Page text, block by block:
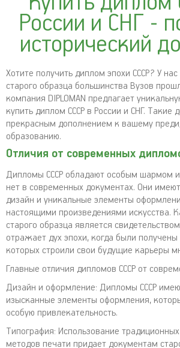
России и СНГ -
исторический
Хотите получить диплом эпохи СССР? У
старого образца большинства Вузов
компания DIPLOMAN предлагает
купить диплом СССР в России и СНГ. Такие
прекрасным дополнением к вашему
образованию.
Отличия от современных
Дипломы СССР обладают особым шармом и
нет в современных документах. Они
дизайн и уникальные элементы
настоящими произведениями искусства.
старого образца является
отражает дух эпохи, когда были
которых строили свои будущие карьеры
Главные отличия дипломов СССР от
Дизайн и оформление: Дипломы СССР
изысканные элементы оформления,
особую привлекательность.
Типография: Использование
методов печати придает документам